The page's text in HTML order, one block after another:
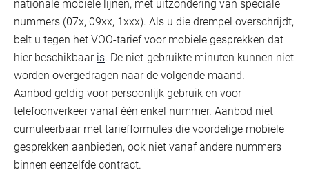
nationale mobiele lijnen, met uitzondering van speciale
nummers (07x, 09xx, 1xxx). Als u die drempel overschrijdt,
belt u tegen het VOO-tarief voor mobiele gesprekken dat
hier beschikbaaris. De niet-gebruikte minuten kunnen niet
worden overgedragen naar de volgende maand.
Aanbod geldig voor persoonlijk gebruik en voor
telefoonverkeer vanaf één enkel nummer. Aanbod niet
cumuleerbaar met tariefformules die voordelige mobiele
gesprekken aanbieden, ook niet vanaf andere nummers
binnen eenzelfde contract.